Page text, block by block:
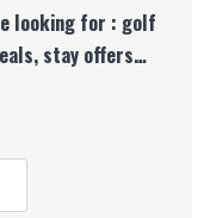
looking for : golf
stay offers…